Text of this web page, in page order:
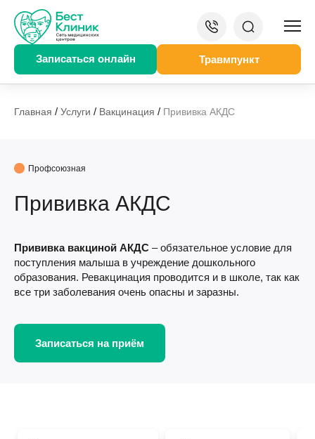
Записаться онлайн Травмпункт
Главная / Услуги / Вакцинация / Прививка АКДС
Профсоюзная
Прививка АКДС
Прививка вакциной АКДС – обязательное условие для
поступления малыша в учреждение дошкольного
образования. Ревакцинация проводится и в школе, так как
все три заболевания очень опасны и заразны.
Записаться на приём